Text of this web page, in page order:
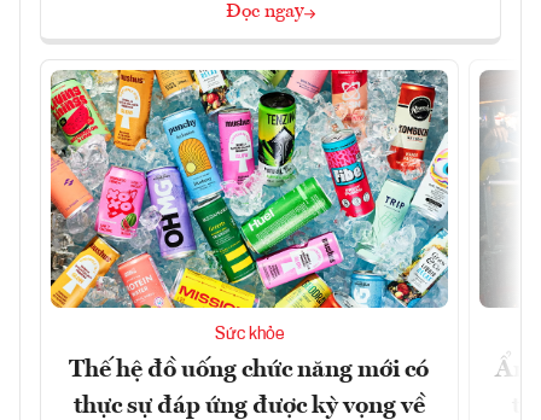
Đọc ngay
Sức khỏe
Thế hệ đồ uống chức năng mới có
thực sự đáp ứng được kỳ vọng về
Ẩm